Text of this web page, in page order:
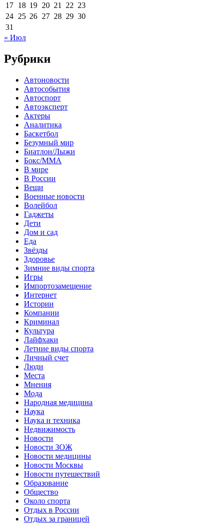
17 18 19 20 21 22 23
24 25 26 27 28 29 30
31
« Июл
Рубрики
Автоновости
Автособытия
Автоспорт
Автоэксперт
Актеры
Аналитика
Баскетбол
Безумный мир
Биатлон/Лыжи
Бокс/MMA
В мире
В России
Вещи
Военные новости
Волейбол
Гаджеты
Дети
Дом и сад
Еда
Звёзды
Здоровье
Зимние виды спорта
Игры
Импортозамещение
Интернет
Истории
Компании
Криминал
Культура
Лайфхаки
Летние виды спорта
Личный счет
Люди
Места
Мнения
Мода
Народная медицина
Наука
Наука и техника
Недвижимость
Новости
Новости ЗОЖ
Новости медицины
Новости Москвы
Новости путешествий
Образование
Общество
Около спорта
Отдых в России
Отдых за границей